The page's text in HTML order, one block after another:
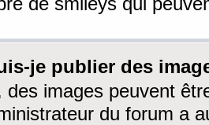
je publier des
des images peuvent
du forum a